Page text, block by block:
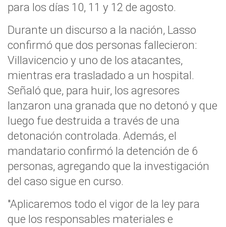
para los días 10, 11 y 12 de agosto.
Durante un discurso a la nación, Lasso
confirmó que dos personas fallecieron:
Villavicencio y uno de los atacantes,
mientras era trasladado a un hospital.
Señaló que, para huir, los agresores
lanzaron una granada que no detonó y que
luego fue destruida a través de una
detonación controlada. Además, el
mandatario confirmó la detención de 6
personas, agregando que la investigación
del caso sigue en curso.
"Aplicaremos todo el vigor de la ley para
que los responsables materiales e